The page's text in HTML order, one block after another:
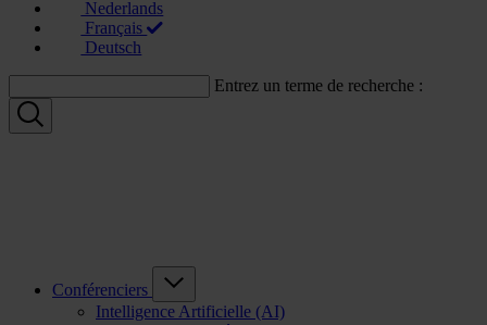
Nederlands
Français
Deutsch
Entrez un terme de recherche :
Conférenciers
Intelligence Artificielle (AI)